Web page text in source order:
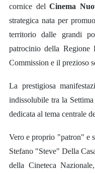
cornice del Cinema
strategica nata per
territorio dalle grandi
patrocinio della
Commission e il prezioso
La prestigiosa
indissolubile tra la
dedicata al tema centrale
Vero e proprio "patron" e
Stefano "Steve" Della
della Cineteca